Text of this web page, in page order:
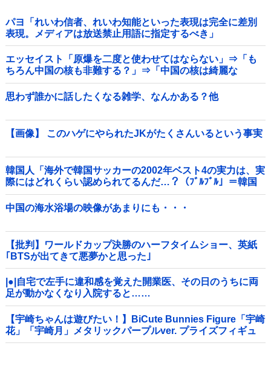
パヨ「れいわ信者、れいわ知能といった表現は完全に差別
表現。メディアは放送禁止用語に指定するべき」
エッセイスト「原爆を二度と使わせてはならない」⇒「も
ちろん中国の核も非難する？」⇒「中国の核は綺麗な
核！」
思わず誰かに話したくなる雑学、なんかある？他
【画像】 このハゲにやられたJKがたくさんいるという事実
韓国人「海外で韓国サッカーの2002年ベスト4の実力は、実
際にはどれくらい認められてるんだ…？（ﾌﾞﾙﾌﾞﾙ」＝韓国
の反応
中国の海水浴場の映像があまりにも・・・
【批判】ワールドカップ決勝のハーフタイムショー、英紙
｢BTSが出てきて悪夢かと思った｣
|●|自宅で左手に違和感を覚えた開業医、その日のうちに両
足が動かなくなり入院すると……
【宇崎ちゃんは遊びたい！】BiCute Bunnies Figure「宇崎
花」「宇崎月」メタリックパープルver. プライズフィギュ
ア【ラウンドワン限定で展開決定】